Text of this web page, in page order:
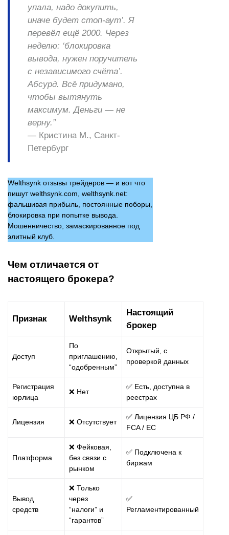
упала, надо докупить,
иначе будет стоп-аут’. Я
перевёл ещё 2000. Через
неделю: ‘блокировка
вывода, нужен поручитель
с независимого счёта’.
Абсурд. Всё придумано,
чтобы вытянуть
максимум. Деньги — не
верну.”
— Кристина М., Санкт-
Петербург
Welthsynk отзывы трейдеров — и вот что
пишут welthsynk.com, welthsynk.net:
фальшивая прибыль, постоянные поборы,
блокировка при попытке вывода.
Мошенничество, замаскированное под
элитный клуб.
Чем отличается от
настоящего брокера?
Признак Welthsynk
Настоящий
брокер
Доступ
По
приглашению,
“одобренным”
Открытый, с
проверкой данных
Регистрация
юрлица
❌ Нет
✅ Есть, доступна в
реестрах
Лицензия ❌ Отсутствует
✅ Лицензия ЦБ РФ /
FCA / ЕС
Платформа
❌ Фейковая,
без связи с
рынком
✅ Подключена к
биржам
Вывод
средств
❌ Только
через
“налоги” и
“гарантов”
✅
Регламентированный